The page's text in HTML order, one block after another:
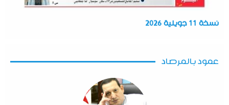
نسخة 11 جويلية 2026
عمود بالمرصاد